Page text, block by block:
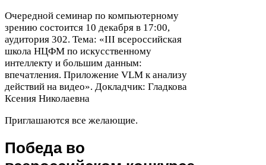
Очередной семинар по компьютерному
зрению состоится 10 декабря в 17:00,
аудитория 302. Тема: «III всероссийская
школа НЦФМ по искусственному
интеллекту и большим данным:
впечатления. Приложение VLM к анализу
действий на видео». Докладчик: Гладкова
Ксения Николаевна
Приглашаются все желающие.
Победа во